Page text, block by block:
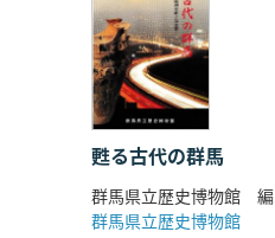
甦る古代の群馬
群馬県立歴史博物館 編
群馬県立歴史博物館